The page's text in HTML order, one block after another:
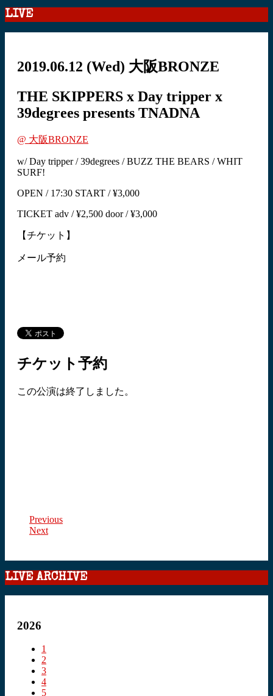
LIVE
2019.06.12 (Wed) 大阪BRONZE
THE SKIPPERS x Day tripper x
39degrees presents TNADNA
@ 大阪BRONZE
w/ Day tripper / 39degrees / BUZZ THE BEARS / WHIT
SURF!
OPEN / 17:30 START / ¥3,000
TICKET adv / ¥2,500 door / ¥3,000
【チケット】
メール予約
チケット予約
この公演は終了しました。
Previous
Next
LIVE ARCHIVE
2026
1
2
3
4
5